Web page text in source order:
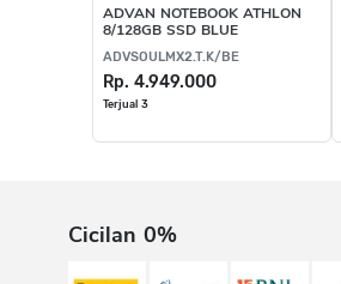
ADVAN NOTEBOOK ATHLON
8/128GB SSD BLUE
ADVSOULMX2.T.K/BE
Rp. 4.949.000
Terjual 3
Cicilan 0%